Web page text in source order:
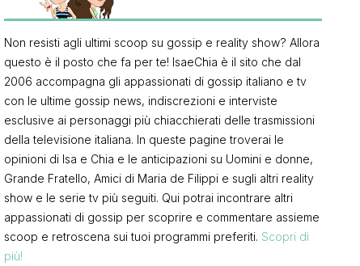
Non resisti agli ultimi scoop su gossip e reality show? Allora
questo è il posto che fa per te! IsaeChia è il sito che dal
2006 accompagna gli appassionati di gossip italiano e tv
con le ultime gossip news, indiscrezioni e interviste
esclusive ai personaggi più chiacchierati delle trasmissioni
della televisione italiana. In queste pagine troverai le
opinioni di Isa e Chia e le anticipazioni su Uomini e donne,
Grande Fratello, Amici di Maria de Filippi e sugli altri reality
show e le serie tv più seguiti. Qui potrai incontrare altri
appassionati di gossip per scoprire e commentare assieme
scoop e retroscena sui tuoi programmi preferiti. Scopri di
più!